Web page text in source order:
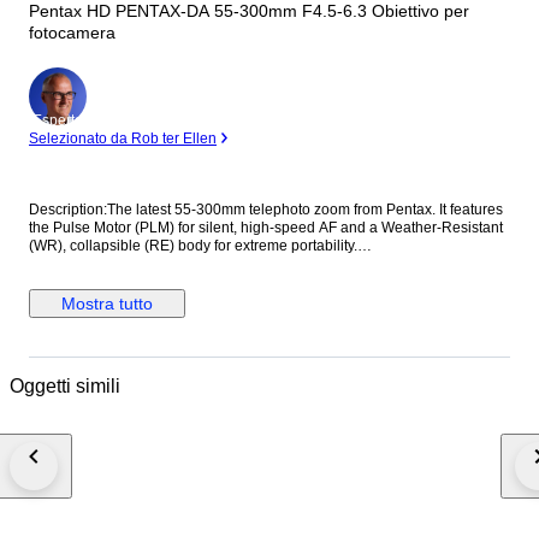
Pentax HD PENTAX-DA 55-300mm F4.5-6.3 Obiettivo per
fotocamera
Esperto
Selezionato da Rob ter Ellen
Description:The latest 55-300mm telephoto zoom from Pentax. It features
the Pulse Motor (PLM) for silent, high-speed AF and a Weather-Resistant
(WR), collapsible (RE) body for extreme portability.
no scratches.Function: Fully operational. Fast AF, smooth zoom, and
responsive aperture.[Specifications]Mount: Pentax KAF4 (Electromagnetic
58mm[Included Items]HD PENTAX-DA 55-300mm f/4.5-6.3 LensFront &
& Customs Policy]International Buyers - Please Note:For US Buyers:This
(Delivered Duty Unpaid). Import duties, taxes, and charges are not
responsibility. Please check with your country's customs office to
Mostra tutto
Oggetti simili